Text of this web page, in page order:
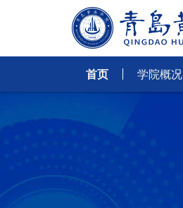
首页 学院概况